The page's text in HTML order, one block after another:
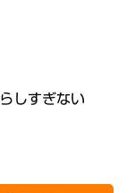
しすぎない